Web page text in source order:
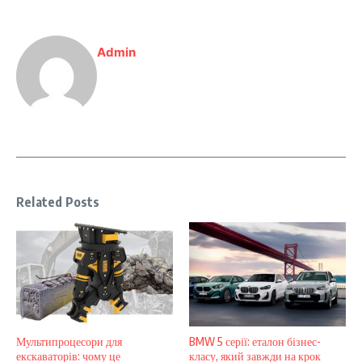
Admin
Related Posts
Мультипроцесори для
екскаваторів: чому це
BMW 5 серії: еталон бізнес-
класу, який завжди на крок